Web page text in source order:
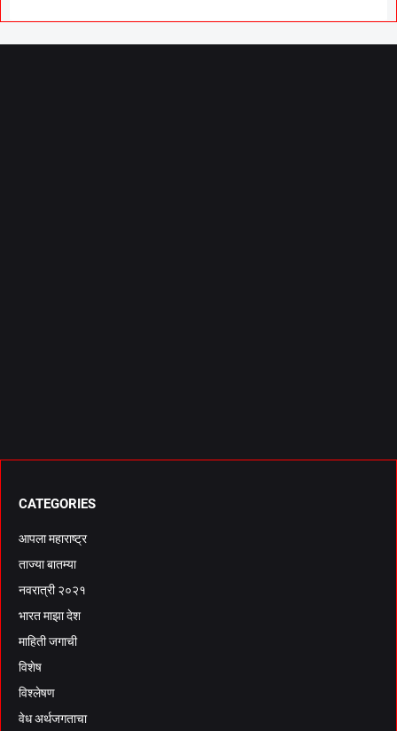
CATEGORIES
आपला महाराष्ट्र
ताज्या बातम्या
नवरात्री २०२१
भारत माझा देश
माहिती जगाची
विशेष
विश्लेषण
वेध अर्थजगताचा